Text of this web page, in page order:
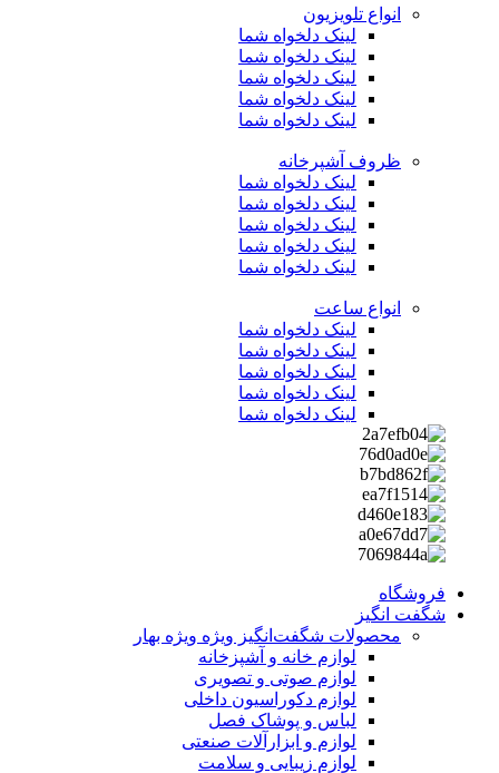
انواع تلویزیون
لینک دلخواه شما
لینک دلخواه شما
لینک دلخواه شما
لینک دلخواه شما
لینک دلخواه شما
ظروف آشپرخانه
لینک دلخواه شما
لینک دلخواه شما
لینک دلخواه شما
لینک دلخواه شما
لینک دلخواه شما
انواع ساعت
لینک دلخواه شما
لینک دلخواه شما
لینک دلخواه شما
لینک دلخواه شما
لینک دلخواه شما
فروشگاه
شگفت انگیز
محصولات شگفت‌انگیز ویژه ویژه بهار
لوازم خانه و آشپزخانه
لوازم صوتی و تصویری
لوازم دکوراسیون داخلی
لباس و پوشاک فصل
لوازم و ابزارآلات صنعتی
لوازم زیبایی و سلامت